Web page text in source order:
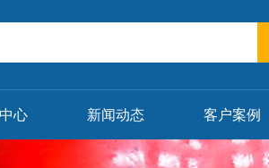
心 新闻动态 客户案例